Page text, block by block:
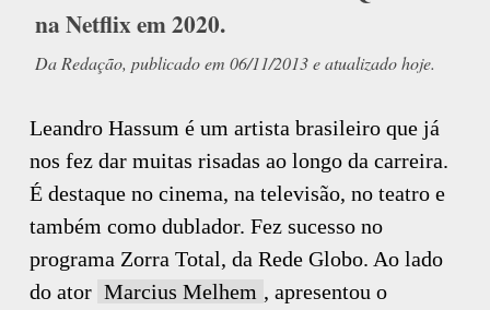
na Netflix em 2020.
Da Redação, publicado em 06/11/2013 e atualizado hoje.
Leandro Hassum é um artista brasileiro que já
nos fez dar muitas risadas ao longo da carreira.
É destaque no cinema, na televisão, no teatro e
também como dublador. Fez sucesso no
programa Zorra Total, da Rede Globo. Ao lado
do ator Marcius Melhem , apresentou o